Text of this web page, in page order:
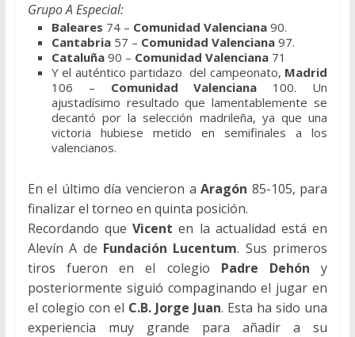
Grupo A Especial:
Baleares 74 – Comunidad Valenciana90.
Cantabria57 – Comunidad Valenciana97.
Cataluña90 – Comunidad Valenciana71
Y el auténtico partidazo del campeonato, Madrid
106 – Comunidad Valenciana 100. Un
ajustadísimo resultado que lamentablemente se
decantó por la selección madrileña, ya que una
victoria hubiese metido en semifinales a los
valencianos.
En el último día vencieron aAragón 85-105, para
finalizar el torneo en quinta posición.
Recordando queVicent en la actualidad está en
Alevín A de Fundación Lucentum. Sus primeros
tiros fueron en el colegio Padre Dehón y
posteriormente siguió compaginando el jugar en
el colegio con el C.B. Jorge Juan. Esta ha sido una
experiencia muy grande para añadir a su